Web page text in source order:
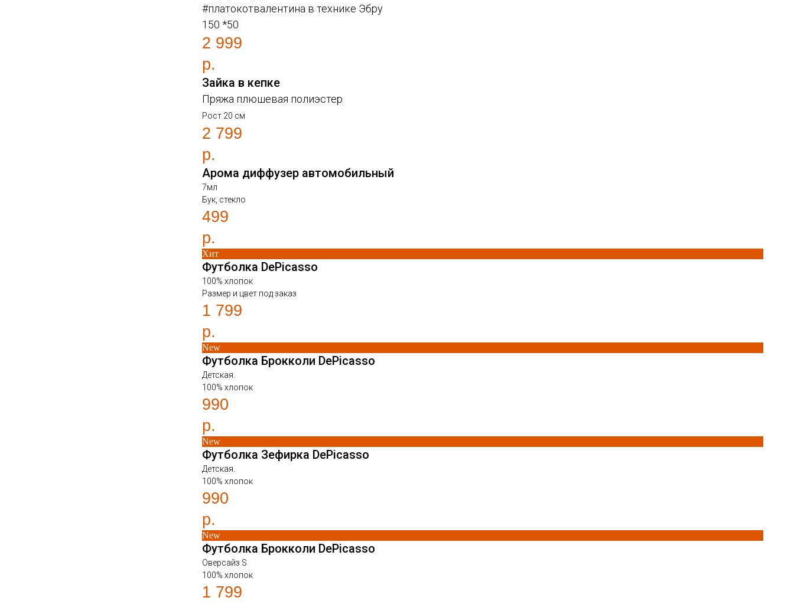
#платокотвалентина в технике Эбру
150 *50
2 999
р.
Зайка в кепке
Пряжа плюшевая полиэстер
Рост 20 см
2 799
р.
Арома диффузер автомобильный
7мл
Бук, стекло
499
р.
Хит
Футболка DePicasso
100% хлопок
Размер и цвет под заказ
1 799
р.
New
Футболка Брокколи DePicasso
Детская.
100% хлопок
990
р.
New
Футболка Зефирка DePicasso
Детская.
100% хлопок
990
р.
New
Футболка Брокколи DePicasso
Оверсайз S
100% хлопок
1 799